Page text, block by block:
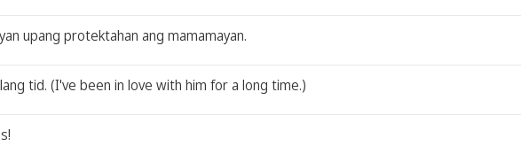
upang protektahan ang mamamayan.
tid. (I've been in love with him for a long time.)